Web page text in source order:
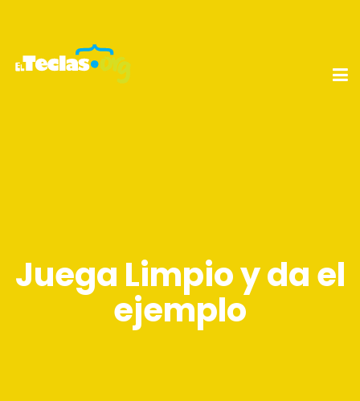
Juega Limpio y da el
ejemplo